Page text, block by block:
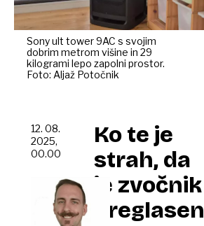
Sony ult tower 9AC s svojim
dobrim metrom višine in 29
kilogrami lepo zapolni prostor.
Foto: Aljaž Potočnik
Ko te je
strah, da
je zvočnik
preglasen
12. 08.
2025,
00.00